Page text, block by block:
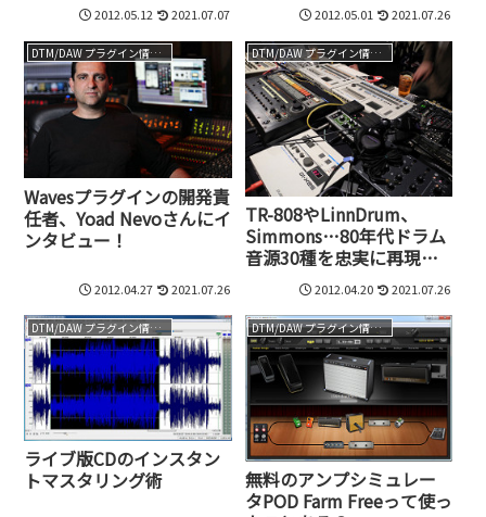
2012.05.12 2021.07.07 2012.05.01 2021.07.26
DTM/DAW プラグイン情報（VST AU AAX）
Wavesプラグインの開発責
任者、Yoad Nevoさんにイ
ンタビュー！
2012.04.27 2021.07.26
DTM/DAW プラグイン情報（VST AU AAX）
TR-808やLinnDrum、
Simmons…80年代ドラム
音源30種を忠実に再現す
るSPARK 2012.04.20 2021.07.26
DTM/DAW プラグイン情報（VST AU AAX）
ライブ版CDのインスタン
トマスタリング術
DTM/DAW プラグイン情報（VST AU AAX）
無料のアンプシミュレー
タPOD Farm Freeって使っ